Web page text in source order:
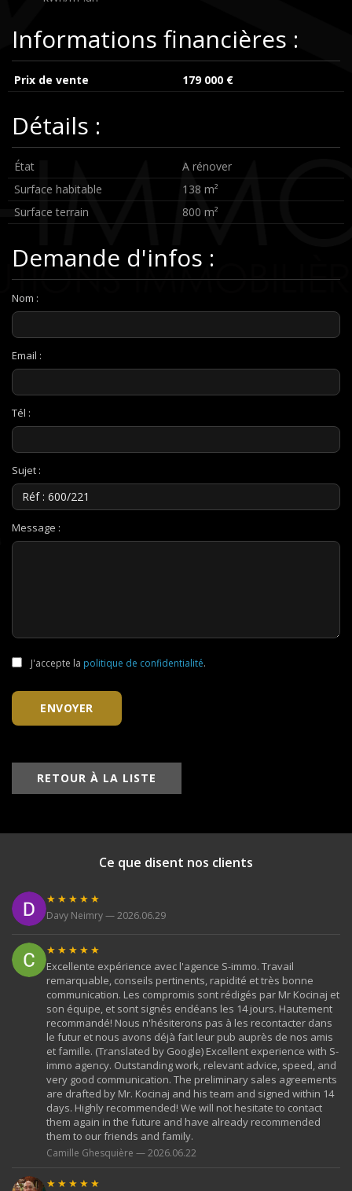
Informations financières :
Prix de vente 179 000 €
Détails :
État
A rénover
Surface habitable
138 m²
Surface terrain
800 m²
Demande d'infos :
Nom :
Email :
Tél :
Sujet :
Message :
J'accepte la politique de confidentialité.
ENVOYER
RETOUR À LA LISTE
Ce que disent nos clients
★★★★★
Davy Neimry — 2026.06.29
★★★★★
Excellente expérience avec l'agence S-immo. Travail
remarquable, conseils pertinents, rapidité et très bonne
communication. Les compromis sont rédigés par Mr Kocinaj et
son équipe, et sont signés endéans les 14 jours. Hautement
recommandé! Nous n'hésiterons pas à les recontacter dans
le futur et nous avons déjà fait leur pub auprès de nos amis
et famille. (Translated by Google) Excellent experience with S-
immo agency. Outstanding work, relevant advice, speed, and
very good communication. The preliminary sales agreements
are drafted by Mr. Kocinaj and his team and signed within 14
days. Highly recommended! We will not hesitate to contact
them again in the future and have already recommended
them to our friends and family.
Camille Ghesquière — 2026.06.22
★★★★★